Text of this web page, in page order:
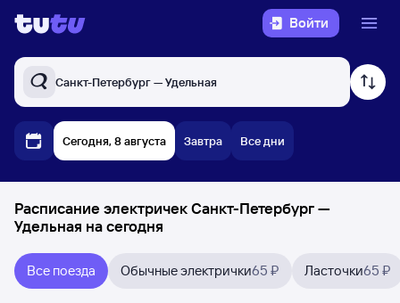
Войти
Санкт-Петербург — Удельная
Сегодня, 8 августа Завтра Все дни
Расписание электричек Санкт-Петербург —
Удельная на сегодня
Все поезда Обычные электрички65 ₽ Ласточки65 ₽